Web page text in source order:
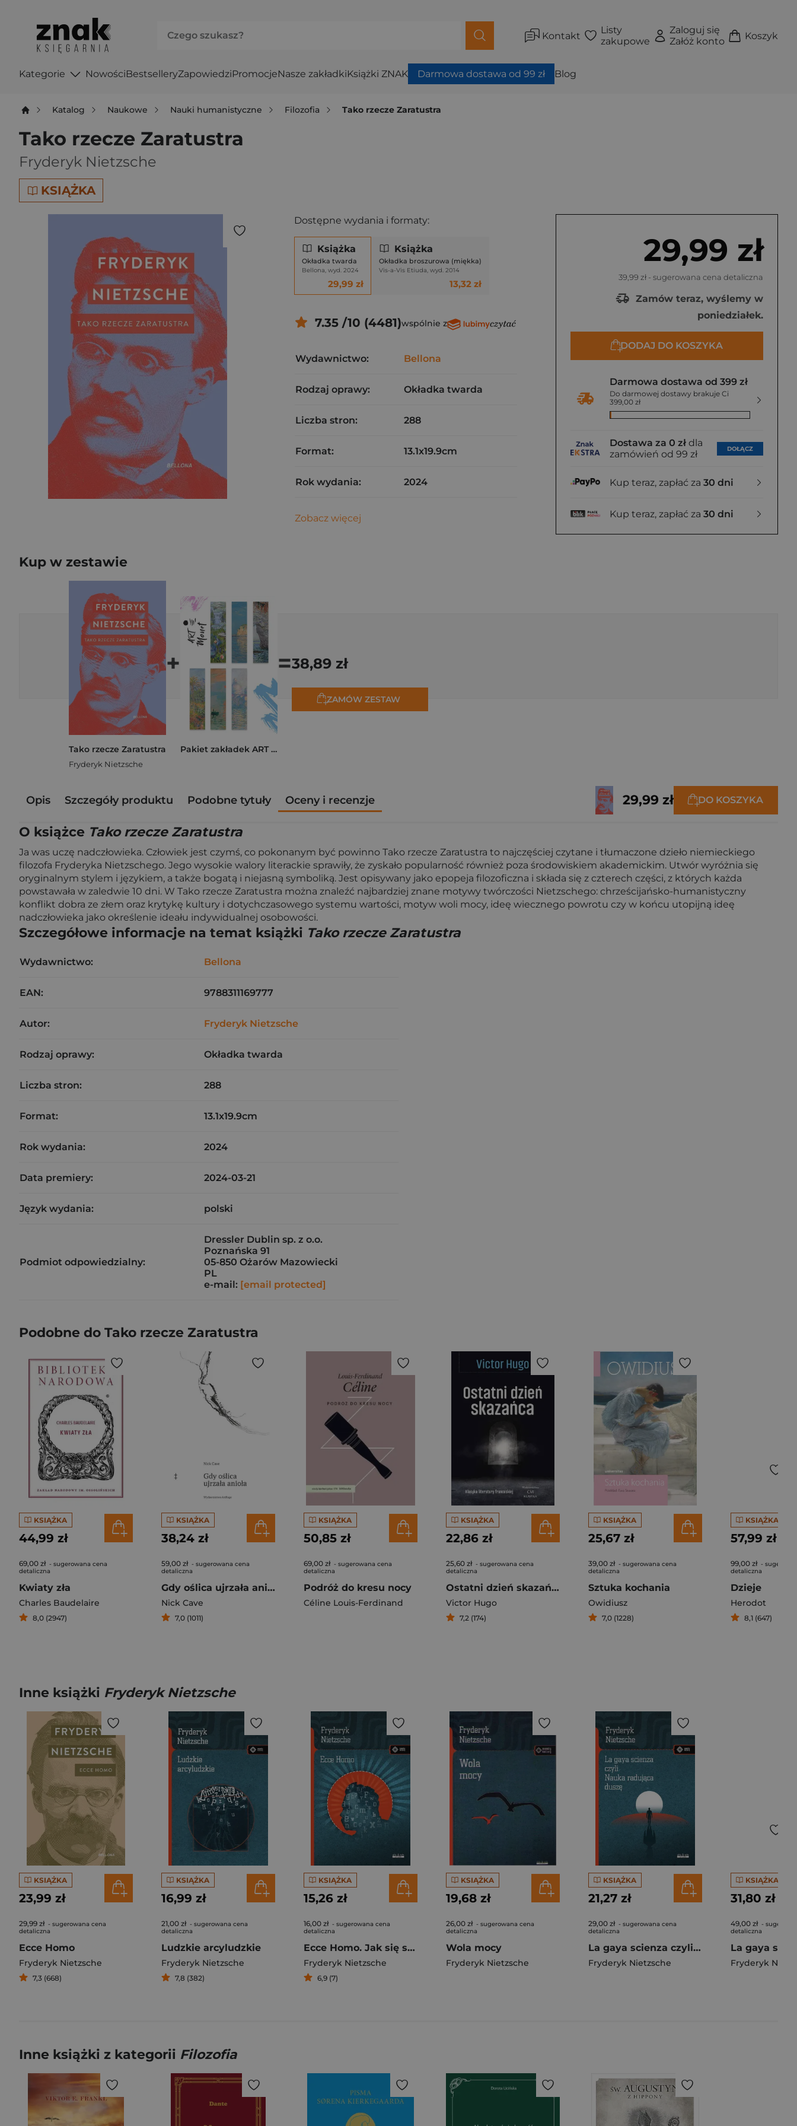
Kontakt
Listy
zakupowe
Zaloguj się
Załóż konto
Koszyk
Kategorie NowościBestselleryZapowiedziPromocjeNasze zakładkiKsiążki ZNAK Darmowa dostawa od 99 zł Blog
Katalog Naukowe Nauki humanistyczne Filozofia Tako rzecze Zaratustra
Tako rzecze Zaratustra
Fryderyk Nietzsche
KSIĄŻKA
29,99 zł
39,99 zł - sugerowana cena detaliczna
Zamów teraz, wyślemy w
poniedziałek.
DODAJ DO KOSZYKA
Darmowa dostawa od 399 zł
Do darmowej dostawy brakuje Ci
399,00 zł
Dostawa za 0 zł dla
zamówień od 99 zł
DOŁĄCZ
Kup teraz, zapłać za 30 dni
Kup teraz, zapłać za 30 dni
Dostępne wydania i formaty:
Książka
Okładka twarda
Bellona, wyd. 2024
29,99 zł
Książka
Okładka broszurowa (miękka)
Vis-a-Vis Etiuda, wyd. 2014
13,32 zł
7.35 /10 (4481)wspólnie z
Wydawnictwo: Bellona
Rodzaj oprawy: Okładka twarda
Liczba stron: 288
Format: 13.1x19.9cm
Rok wydania: 2024
Zobacz więcej
Kup w zestawie
Tako rzecze Zaratustra
Fryderyk Nietzsche
+
Pakiet zakładek ART Monet
=38,89 zł
ZAMÓW ZESTAW
Opis Szczegóły produktu Podobne tytuły Oceny i recenzje 29,99 zł DO KOSZYKA
O książce Tako rzecze Zaratustra
Ja was uczę nadczłowieka. Człowiek jest czymś, co pokonanym być powinno Tako rzecze Zaratustra to najczęściej czytane i tłumaczone dzieło niemieckiego
filozofa Fryderyka Nietzschego. Jego wysokie walory literackie sprawiły, że zyskało popularność również poza środowiskiem akademickim. Utwór wyróżnia się
oryginalnym stylem i językiem, a także bogatą i niejasną symboliką. Jest opisywany jako epopeja filozoficzna i składa się z czterech części, z których każda
powstawała w zaledwie 10 dni. W Tako rzecze Zaratustra można znaleźć najbardziej znane motywy twórczości Nietzschego: chrześcijańsko-humanistyczny
konflikt dobra ze złem oraz krytykę kultury i dotychczasowego systemu wartości, motyw woli mocy, ideę wiecznego powrotu czy w końcu utopijną ideę
nadczłowieka jako określenie ideału indywidualnej osobowości.
Szczegółowe informacje na temat książki Tako rzecze Zaratustra
Wydawnictwo: Bellona
EAN: 9788311169777
Autor: Fryderyk Nietzsche
Rodzaj oprawy: Okładka twarda
Liczba stron: 288
Format: 13.1x19.9cm
Rok wydania: 2024
Data premiery: 2024-03-21
Język wydania: polski
Podmiot odpowiedzialny:
Dressler Dublin sp. z o.o.
Poznańska 91
05-850 Ożarów Mazowiecki
PL
e-mail: [email protected]
Podobne do Tako rzecze Zaratustra
KSIĄŻKA
44,99 zł
69,00 zł - sugerowana cena
detaliczna
Kwiaty zła
Charles Baudelaire
8,0 (2947)
KSIĄŻKA
38,24 zł
59,00 zł - sugerowana cena
detaliczna
Gdy oślica ujrzała anioła
Nick Cave
7,0 (1011)
KSIĄŻKA
50,85 zł
69,00 zł - sugerowana cena
detaliczna
Podróż do kresu nocy
Céline Louis-Ferdinand
KSIĄŻKA
22,86 zł
25,60 zł - sugerowana cena
detaliczna
Ostatni dzień skazańca
Victor Hugo
7,2 (174)
KSIĄŻKA
25,67 zł
39,00 zł - sugerowana cena
detaliczna
Sztuka kochania
Owidiusz
7,0 (1228)
KSIĄŻKA
57,99 zł
99,00 zł -
detaliczna
Dzieje
Herodot
8,1 (647)
Inne książki Fryderyk Nietzsche
KSIĄŻKA
23,99 zł
29,99 zł - sugerowana cena
detaliczna
Ecce Homo
Fryderyk Nietzsche
7,3 (668)
KSIĄŻKA
16,99 zł
21,00 zł - sugerowana cena
detaliczna
Ludzkie arcyludzkie
Fryderyk Nietzsche
7,8 (382)
KSIĄŻKA
15,26 zł
16,00 zł - sugerowana cena
detaliczna
Ecce Homo. Jak się staje tym, czym się jest
Fryderyk Nietzsche
6,9 (7)
KSIĄŻKA
19,68 zł
26,00 zł - sugerowana cena
detaliczna
Wola mocy
Fryderyk Nietzsche
KSIĄŻKA
21,27 zł
29,00 zł - sugerowana cena
detaliczna
La gaya scienza czyli nauka radująca duszę
Fryderyk Nietzsche
KSIĄŻKA
31,80 zł
49,00 zł -
detaliczna
Fryderyk
Inne książki z kategorii Filozofia